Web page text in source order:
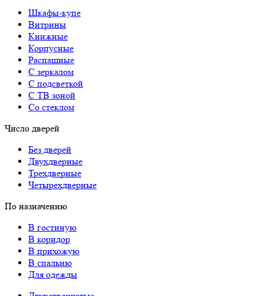
Шкафы-купе
Витрины
Книжные
Корпусные
Распашные
С зеркалом
С подсветкой
С ТВ зоной
Со стеклом
Число дверей
Без дверей
Двухдверные
Трехдверные
Четырехдверные
По назначению
В гостиную
В коридор
В прихожую
В спальню
Для одежды